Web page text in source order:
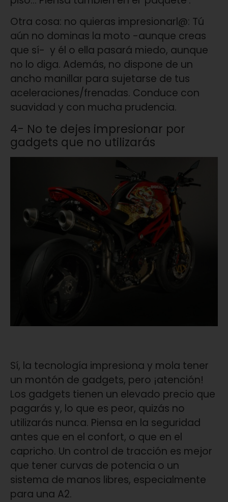
Otra cosa: no quieras impresionarl@: Tú
aún no dominas la moto -aunque creas
que sí- y él o ella pasará miedo, aunque
no lo diga. Además, no dispone de un
ancho manillar para sujetarse de tus
aceleraciones/frenadas. Conduce con
suavidad y con mucha prudencia.
4- No te dejes impresionar por
gadgets que no utilizarás
Sí, la tecnología impresiona y mola tener
un montón de gadgets, pero ¡atención!
Los gadgets tienen un elevado precio que
pagarás y, lo que es peor, quizás no
utilizarás nunca. Piensa en la seguridad
an­tes que en el confort, o que en el
capricho. Un control de tracción es mejor
que tener curvas de potencia o un
sistema de manos libres, especialmente
para una A2.